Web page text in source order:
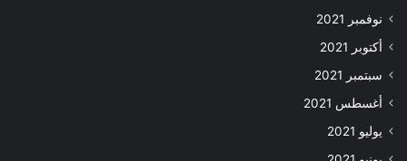
نوفمبر 2021
أكتوبر 2021
سبتمبر 2021
أغسطس 2021
يوليو 2021